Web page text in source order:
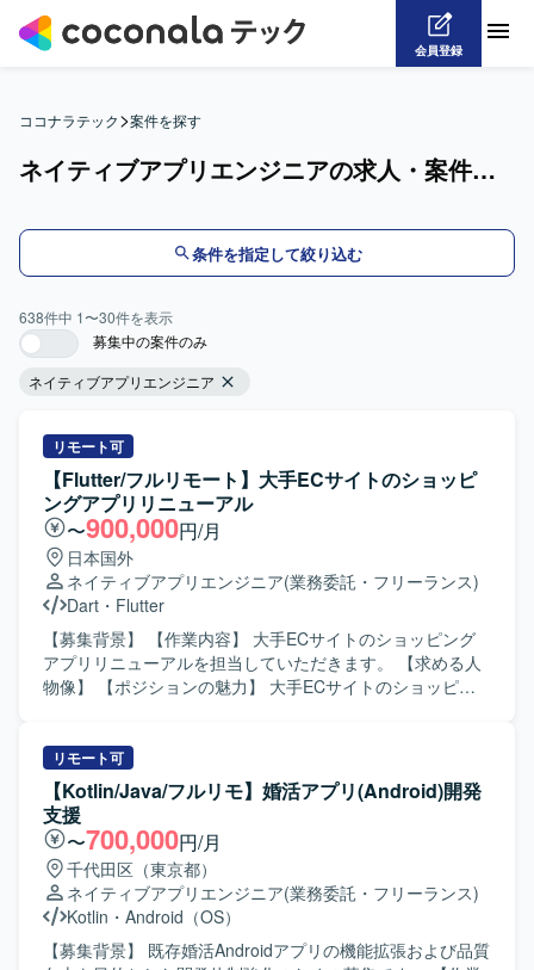
会員登録
ココナラテック>案件を探す
ネイティブアプリエンジニアの求人・案件一覧
条件を指定して絞り込む
638件中 1〜30件を表示
募集中の案件のみ
ネイティブアプリエンジニア
リモート可
【Flutter/フルリモート】大手ECサイトのショッピ
ングアプリリニューアル
〜900,000円/月
日本国外
ネイティブアプリエンジニア(業務委託・フリーランス)
Dart ・ Flutter
【募集背景】 【作業内容】 大手ECサイトのショッピング
アプリリニューアルを担当していただきます。 【求める人
物像】 【ポジションの魅力】 大手ECサイトのショッピン
リモート可
【Kotlin/Java/フルリモ】婚活アプリ(Android)開発
支援
〜700,000円/月
千代田区（東京都）
ネイティブアプリエンジニア(業務委託・フリーランス)
Kotlin ・ Android（OS）
【募集背景】 既存婚活Androidアプリの機能拡張および品質